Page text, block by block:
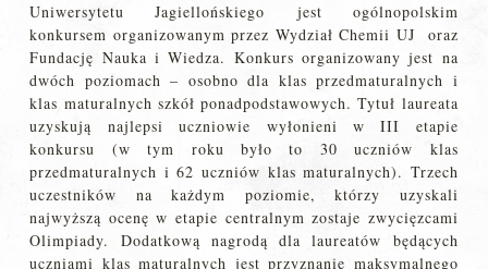
Uniwersytetu Jagiellońskiego jest ogólnopolskim
konkursem organizowanym przez Wydział Chemii UJ oraz
Fundację Nauka i Wiedza. Konkurs organizowany jest na
dwóch poziomach – osobno dla klas przedmaturalnych i
klas maturalnych szkół ponadpodstawowych. Tytuł laureata
uzyskują najlepsi uczniowie wyłonieni w III etapie
konkursu (w tym roku było to 30 uczniów klas
przedmaturalnych i 62 uczniów klas maturalnych). Trzech
uczestników na każdym poziomie, którzy uzyskali
najwyższą ocenę w etapie centralnym zostaje zwycięzcami
Olimpiady. Dodatkową nagrodą dla laureatów będących
uczniami klas maturalnych jest przyznanie maksymalnego